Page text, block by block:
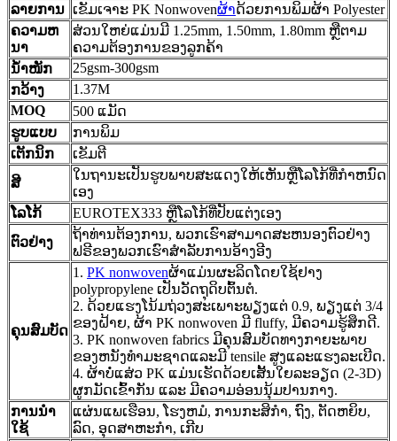
ລາຍການ ເຂັມເຈາະ PK Nonwovenຜ້າດ້ວຍການພິມຜ້າ Polyester
ຄວາມຫ
ນາ
ສ່ວນໃຫຍ່ແມ່ນມີ 1.25mm, 1.50mm, 1.80mm ຫຼືຕາມ
ຄວາມຕ້ອງການຂອງລູກຄ້າ
ນ້ຳໜັກ
25gsm-300gsm
ກວ້າງ
1.37M
MOQ
500 ແມັດ
ຮູບແບບ
ການພິມ
ເຕັກນິກ
ເຂັມຕີ
ສີ
ໃນຖານະເປັນຮູບພາບສະແດງໃຫ້ເຫັນຫຼືໂລໂກ້ທີ່ກໍາຫນົດ
ເອງ
ໂລໂກ້
EUROTEX333 ຫຼືໂລໂກ້ທີ່ປັບແຕ່ງເອງ
ຕົວຢ່າງ
ຖ້າທ່ານຕ້ອງການ, ພວກເຮົາສາມາດສະຫນອງຕົວຢ່າງ
ຟຣີຂອງພວກເຮົາສໍາລັບການອ້າງອີງ
ຄຸນສົມບັດ
1. PK nonwovenຜ້າແມ່ນຜະລິດໂດຍໃຊ້ຢາງ
polypropylene ເປັນວັດຖຸດິບຕົ້ນຕໍ.
2. ດ້ວຍແຮງໂນ້ມຖ່ວງສະເພາະພຽງແຕ່ 0.9, ພຽງແຕ່ 3/4
ຂອງຝ້າຍ, ຜ້າ PK nonwoven ມີ fluffy, ມີຄວາມຮູ້ສຶກດີ.
3. PK nonwoven fabrics ມີຄຸນສົມບັດທາງກາຍະພາບ
ຂອງຫນັງທໍາມະຊາດແລະມີ tensile ສູງແລະແຮງລະເບີດ.
4. ຜ້າບໍ່ແສ່ວ PK ແມ່ນເຮັດດ້ວຍເສັ້ນໃຍລະອຽດ (2-3D)
ຜູກມັດເຂົ້າກັນ ແລະ ມີຄວາມອ່ອນນຸ້ມປານກາງ.
ການນໍາ
ໃຊ້
ແຜ່ນແພເຮືອນ, ໂຮງຫມໍ, ການກະສິກໍາ, ຖົງ, ຕັດຫຍິບ,
ລົດ, ອຸດສາຫະກໍາ, ເກີບ